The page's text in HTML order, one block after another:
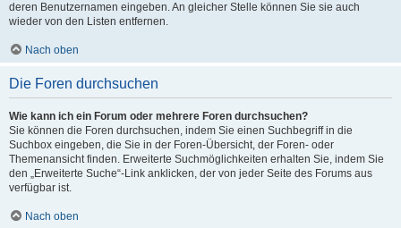
deren Benutzernamen eingeben. An gleicher Stelle können Sie sie auch
wieder von den Listen entfernen.
Nach oben
Die Foren durchsuchen
Wie kann ich ein Forum oder mehrere Foren durchsuchen?
Sie können die Foren durchsuchen, indem Sie einen Suchbegriff in die
Suchbox eingeben, die Sie in der Foren-Übersicht, der Foren- oder
Themenansicht finden. Erweiterte Suchmöglichkeiten erhalten Sie, indem Sie
den „Erweiterte Suche“-Link anklicken, der von jeder Seite des Forums aus
verfügbar ist.
Nach oben